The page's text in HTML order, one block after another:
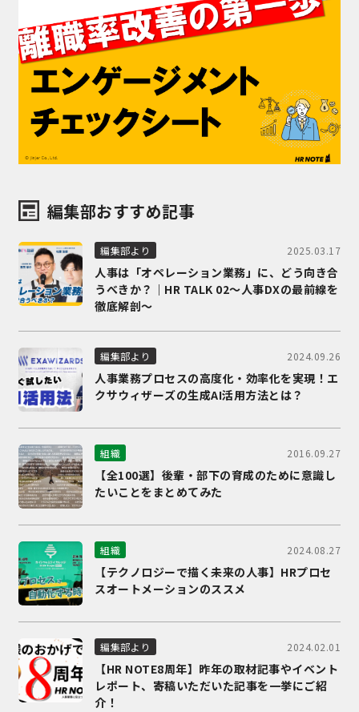
編集部おすすめ記事
編集部より 2025.03.17
人事は「オペレーション業務」に、どう向き合
うべきか？｜HR TALK 02～人事DXの最前線を
徹底解剖～
編集部より 2024.09.26
人事業務プロセスの高度化・効率化を実現！エ
クサウィザーズの生成AI活用方法とは？
組織 2016.09.27
【全100選】後輩・部下の育成のために意識し
たいことをまとめてみた
組織 2024.08.27
【テクノロジーで描く未来の人事】HRプロセ
スオートメーションのススメ
編集部より 2024.02.01
【HR NOTE8周年】昨年の取材記事やイベント
レポート、寄稿いただいた記事を一挙にご紹
介！